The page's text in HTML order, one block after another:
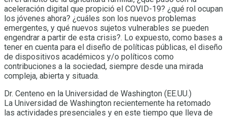
aceleración digital que propició el COVID-19? ¿qué rol ocupan
los jóvenes ahora? ¿cuáles son los nuevos problemas
emergentes, y qué nuevos sujetos vulnerables se pueden
engendrar a partir de esta crisis?. Lo expuesto, como bases a
tener en cuenta para el diseño de políticas públicas, el diseño
de dispositivos académicos y/o políticos como
contribuciones a la sociedad, siempre desde una mirada
compleja, abierta y situada.
Dr. Centeno en la Universidad de Washington (EE.UU.)
La Universidad de Washington recientemente ha retomado
las actividades presenciales y en este tiempo que lleva de